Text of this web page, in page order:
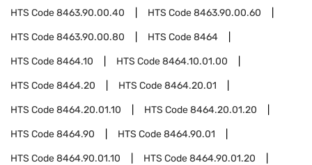
HTS Code8463.90.00.40 HTS Code8463.90.00.60
HTS Code8463.90.00.80 HTS Code8464
HTS Code8464.10 HTS Code8464.10.01.00
HTS Code8464.20 HTS Code8464.20.01
HTS Code8464.20.01.10 HTS Code8464.20.01.20
HTS Code8464.90 HTS Code8464.90.01
HTS Code8464.90.01.10 HTS Code8464.90.01.20